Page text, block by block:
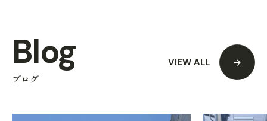
ブログ
Blog VIEW ALL